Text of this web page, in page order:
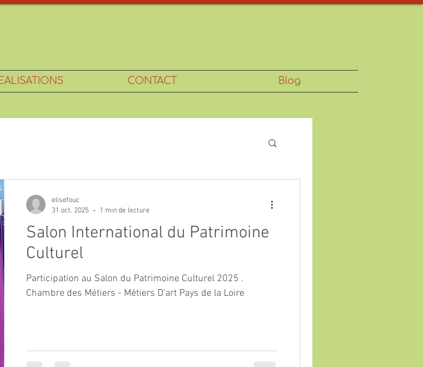
CONTACT Blog
Salon International du Patrimoine
Culturel
Participation au Salon du Patrimoine Culturel 2025 .
Chambre des Métiers - Métiers D'art Pays de la Loire
elisefouc
31 oct. 2025
1 min de lecture